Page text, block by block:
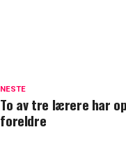
NESTE
To av tre lærere har
foreldre